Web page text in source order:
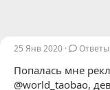
25 Янв 2020
Попалась мне
@world_taobao,